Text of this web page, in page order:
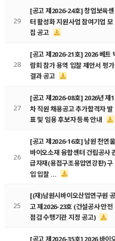
29
[공고 제2026-24호] 창업보육센
터 활성화 지원사업 참여기업 모
집 공고
28
[공고 제2026-21호] 2026 베트
람회 참가 용역 입찰 제안서 평가
결과 공고
27
[공고 제2026-08호] 2026년 제1
차 직원 채용공고 추가합격자 발
표 및 임용 후보자 등록 안내
26
[공고 제2026-16호] 남원 천연물
바이오소재 융합센터 건립공사
급자재(용접구조용압연강판) 구
입 입찰 …
25
[(재)남원시바이오산업연구원 공
고 제2026-23호 (건설공사 안전
점검 수행기관 지정 공고)
[공고 제2026-35호] 2026 바이